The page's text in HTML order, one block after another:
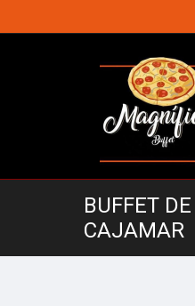
BUFFET
CAJAMAR